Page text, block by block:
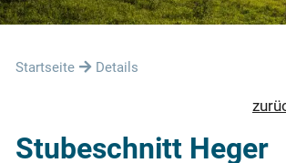
Startseite Details
Stubeschnitt Heger